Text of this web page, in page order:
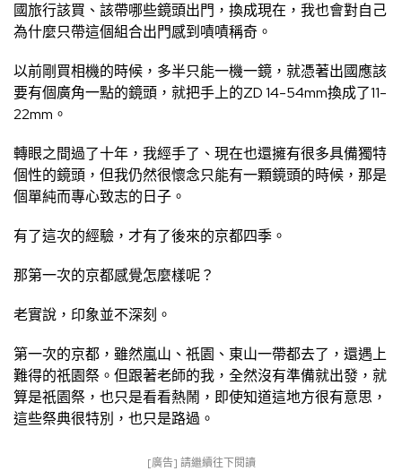
國旅行該買、該帶哪些鏡頭出門，換成現在，我也會對自己
為什麼只帶這個組合出門感到嘖嘖稱奇。
以前剛買相機的時候，多半只能一機一鏡，就憑著出國應該
要有個廣角一點的鏡頭，就把手上的ZD 14-54mm換成了11-
22mm。
轉眼之間過了十年，我經手了、現在也還擁有很多具備獨特
個性的鏡頭，但我仍然很懷念只能有一顆鏡頭的時候，那是
個單純而專心致志的日子。
有了這次的經驗，才有了後來的京都四季。
那第一次的京都感覺怎麼樣呢？
老實說，印象並不深刻。
第一次的京都，雖然嵐山、祇園、東山一帶都去了，還遇上
難得的祇園祭。但跟著老師的我，全然沒有準備就出發，就
算是祇園祭，也只是看看熱鬧，即使知道這地方很有意思，
這些祭典很特別，也只是路過。
[廣告] 請繼續往下閱讀